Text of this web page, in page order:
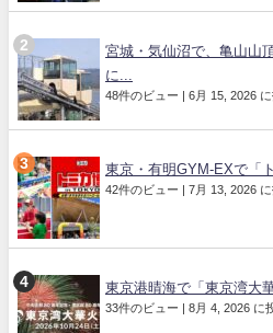
宮城・気仙沼で、亀山山
に...
48件のビュー | 6月 15, 2026
東京・有明GYM-EXで「
42件のビュー | 7月 13, 2026
東京港晴海で「東京湾大
33件のビュー | 8月 4, 2026 に